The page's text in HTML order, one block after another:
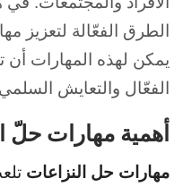
الطرق الفعّالة لتعزيز
يمكن لهذه المهارات
الفعّال والتعايش
أهمية مهارات حلّ
مهارات حل النزاعات